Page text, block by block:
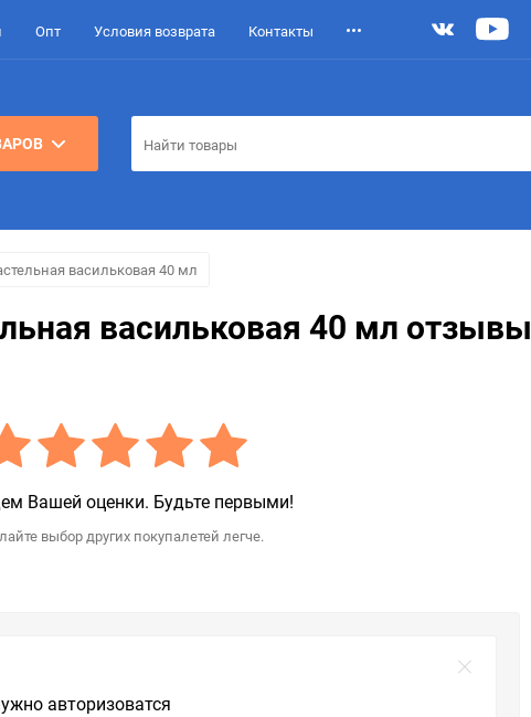
Опт Условия возврата Контакты
васильковая 40 мл
васильковая 40 мл отзывы
Вашей оценки. Будьте первыми!
выбор других покупалетей легче.
авторизоватся